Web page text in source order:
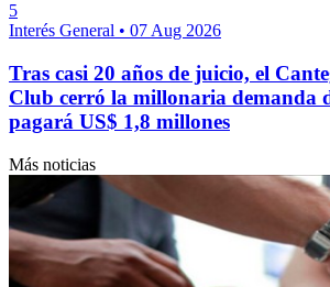
5
Interés General • 07 Aug 2026
Tras casi 20 años de juicio, el
Club cerró la millonaria demanda
pagará US$ 1,8 millones
Más noticias